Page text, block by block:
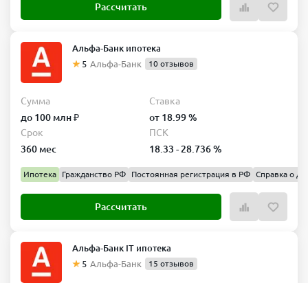
Рассчитать
Альфа-Банк ипотека
5 Альфа-Банк 10 отзывов
Сумма
до 100 млн ₽
Ставка
от 18.99 %
Срок
360 мес
ПСК
18.33 - 28.736 %
Ипотека Гражданство РФ Постоянная регистрация в РФ Справка о
Рассчитать
Альфа-Банк IT ипотека
5 Альфа-Банк 15 отзывов